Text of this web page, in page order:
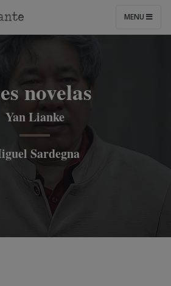
MENU
novelas
Yan Lianke
Sardegna